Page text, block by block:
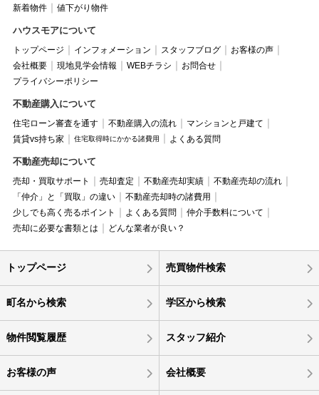
新着物件
値下がり物件
ハウスモアについて
トップページ インフォメーション スタッフブログ
お客様の声
会社概要
現地見学会情報 WEBチラシ
お問合せ
プライバシーポリシー
不動産購入について
住宅ローン審査を通す 不動産購入の流れ
マンションと戸建て
賃貸vs持ち家
住宅取得時にかかる諸費用 よくある質問
不動産売却について
売却・買取サポート 売却査定 不動産売却実績
不動産売却の流れ
「仲介」と「買取」の違い
不動産売却時の諸費用
少しでも高く売るポイント
よくある質問
仲介手数料について
売却に必要な書類とは
どんな業者が良い？
トップページ 売買物件検索
町名から検索 学区から検索
物件閲覧履歴 スタッフ紹介
お客様の声 会社概要